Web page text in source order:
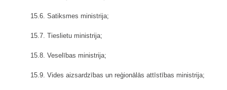
15.6. Satiksmes ministrija;
15.7. Tieslietu ministrija;
15.8. Veselības ministrija;
15.9. Vides aizsardzības un reģionālās attīstības ministrija;